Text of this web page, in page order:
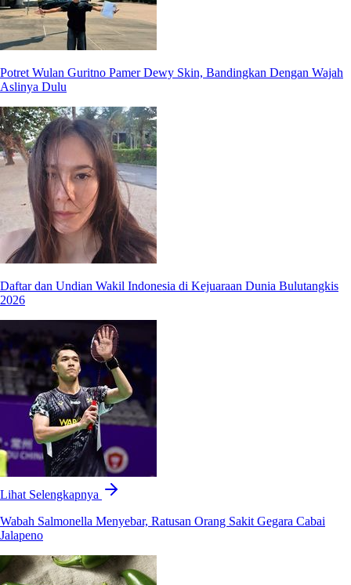
Potret Wulan Guritno Pamer Dewy Skin, Bandingkan Dengan Wajah
Aslinya Dulu
Daftar dan Undian Wakil Indonesia di Kejuaraan Dunia Bulutangkis
2026
Lihat Selengkapnya
Wabah Salmonella Menyebar, Ratusan Orang Sakit Gegara Cabai
Jalapeno